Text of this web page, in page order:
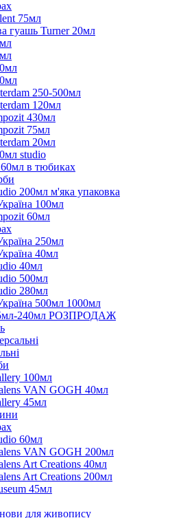
75мл
гуашь Turner 20мл
250-500мл
120мл
430мл
75мл
20мл
studio
в тюбиках
200мл м'яка упаковка
100мл
60мл
250мл
40мл
40мл
500мл
280мл
500мл 1000мл
240мл РОЗПРОДАЖ
100мл
VAN GOGH 40мл
45мл
60мл
VAN GOGH 200мл
Art Creations 40мл
Art Creations 200мл
45мл
для живопису